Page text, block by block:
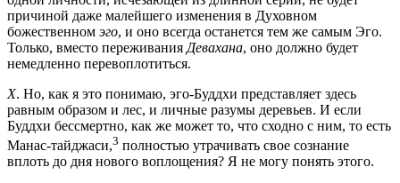
причиной даже малейшего изменения в Духовном
божественном эго, и оно всегда останется тем же самым Эго.
Только, вместо переживания Девахана, оно должно будет
немедленно перевоплотиться.
Х. Но, как я это понимаю, эго-Буддхи представляет здесь
равным образом и лес, и личные разумы деревьев. И если
Буддхи бессмертно, как же может то, что сходно с ним, то есть
Манас-тайджаси,3 полностью утрачивать свое сознание
вплоть до дня нового воплощения? Я не могу понять этого.